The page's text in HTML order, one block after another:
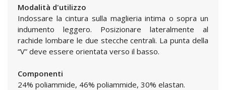
Modalità d'utilizzo
Indossare la cintura sulla maglieria intima o sopra un
indumento leggero. Posizionare lateralmente al
rachide lombare le due stecche centrali. La punta della
“V” deve essere orientata verso il basso.
Componenti
24% poliammide, 46% poliammide, 30% elastan.